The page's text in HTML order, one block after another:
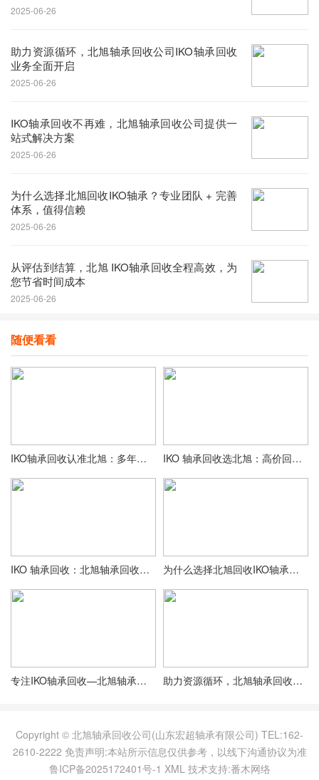
2025-06-26
助力资源循环，北旭轴承回收公司IKO轴承回收
业务全面开启
2025-06-26
IKO轴承回收不再难，北旭轴承回收公司提供一
站式解决方案
2025-06-26
为什么选择北旭回收IKO轴承？专业团队 + 完善
体系，值得信赖
2025-06-26
从评估到结算，北旭 IKO轴承回收全程高效，为
您节省时间成本
2025-06-26
随便看看
IKO轴承回收认准北旭：多年行业经验，规范回收更放心 IKO 轴承回收选北旭：高价回收 + 上门服务，省心又划算
IKO 轴承回收：北旭轴承回收公司专业流程与服务优势 为什么选择北旭回收IKO轴承？专业团队 + 完善体系，值得信赖
专注IKO轴承回收—北旭轴承回收公司，让闲置轴承变废为宝 助力资源循环，北旭轴承回收公司IKO轴承回收业务全面开启
Copyright © 北旭轴承回收公司(山东宏超轴承有限公司) TEL:162-
2610-2222 免责声明:本站所示信息仅供参考，以线下沟通协议为准
鲁ICP备2025172401号-1 XML 技术支持:番木网络